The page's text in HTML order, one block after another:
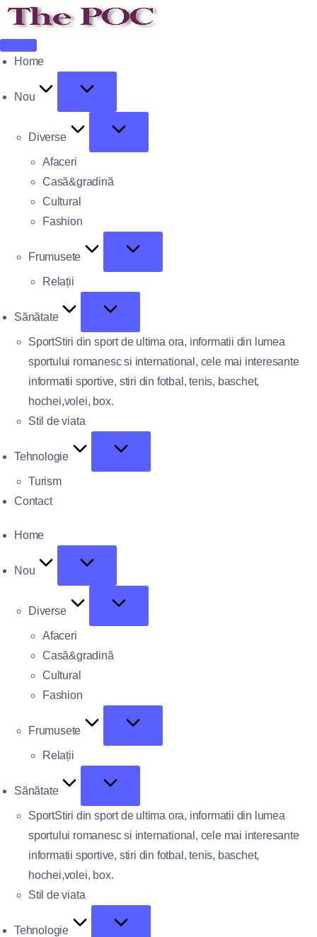
Home
Nou
Diverse
Afaceri
Casă&gradină
Cultural
Fashion
Frumusete
Relații
Sănătate
SportStiri din sport de ultima ora, informatii din lumea
sportului romanesc si international, cele mai interesante
informatii sportive, stiri din fotbal, tenis, baschet,
hochei,volei, box.
Stil de viata
Tehnologie
Turism
Contact
Home
Nou
Diverse
Afaceri
Casă&gradină
Cultural
Fashion
Frumusete
Relații
Sănătate
SportStiri din sport de ultima ora, informatii din lumea
sportului romanesc si international, cele mai interesante
informatii sportive, stiri din fotbal, tenis, baschet,
hochei,volei, box.
Stil de viata
Tehnologie